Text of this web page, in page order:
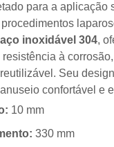
para a aplicação
aço inoxidável 304,
à
Seu
confortável e
10 mm
330 mm